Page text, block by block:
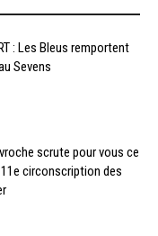
: Les Bleus remportent
Sevens
scrute pour vous ce
circonscription des